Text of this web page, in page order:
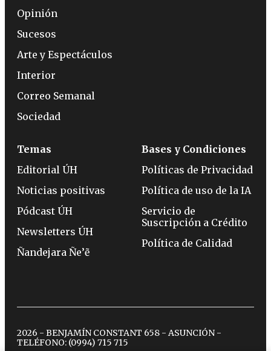
Opinión
Sucesos
Arte y Espectáculos
Interior
Correo Semanal
Sociedad
Temas
Editorial ÚH
Noticias positivas
Pódcast ÚH
Newsletters ÚH
Ñandejara Ñe’ẽ
Bases y Condiciones
Políticas de Privacidad
Política de uso de la IA
Servicio de
Suscripción a Crédito
Política de Calidad
2026 - BENJAMÍN CONSTANT 658 - ASUNCIÓN -
TELÉFONO: (0994) 715 715